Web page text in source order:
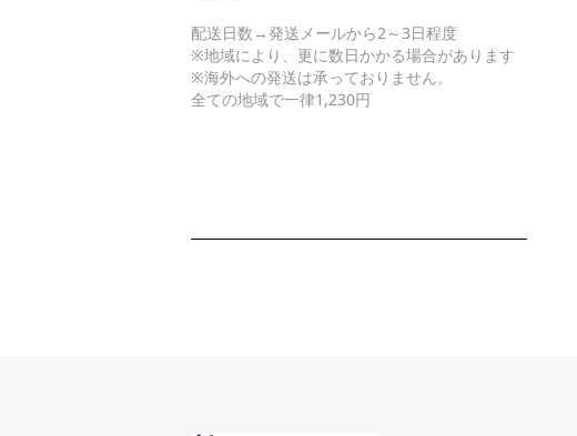
配送日数→発送メールから2～3日程度
※地域により、更に数日かかる場合があります
※海外への発送は承っておりません。
全ての地域で一律1,230円